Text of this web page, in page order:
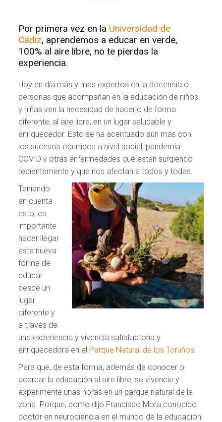
Por primera vez en la Universidad de
Cádiz, aprendemos a educar en verde,
100% al aire libre, no te pierdas la
experiencia.
Hoy en día más y más expertos en la docencia o
personas que acompañan en la educación de niños
y niñas ven la necesidad de hacerlo de forma
diferente, al aire libre, en un lugar saludable y
enriquecedor. Esto se ha acentuado aún más con
los sucesos ocurridos a nivel social, pandemia
COVID y otras enfermedades que están surgiendo
recientemente y que nos afectan a todos y todas.
Teniendo
en cuenta
esto, es
importante
hacer llegar
esta nueva
forma de
educar
desde un
lugar
diferente y
a través de
una experiencia y vivencia satisfactoria y
enriquecedora en el Parque Natural de los Toruños
Para que, de esta forma, además de conocer o
acercar la educación al aire libre, se vivencie y
experimente unas horas en un parque natural de la
zona. Porque, como dijo Francisco Mora conocido
doctor en neurociencia en el mundo de la educación,